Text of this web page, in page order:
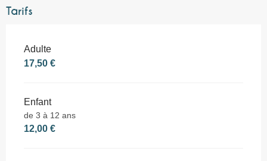
Tarifs
Adulte
17,50 €
Enfant
de 3 à 12 ans
12,00 €